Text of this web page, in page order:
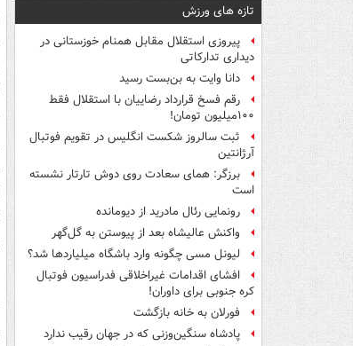
تازه های ورزش
پیروزی استقلال مقابل همنام خوزستانی در
دیداری تدارکاتی
دانا وایت به بن‌بست رسید
رقم فسخ قرارداد رضاییان با استقلال فقط
۱۰۰میلیون تومان!
ثبت سالروز شکست انگلیس در تقویم فوتبال
آرژانتین
برزگر: همای سعادت روی دوش تارتار نشسته
است
رونمایی رئال مادرید از دیومانده
واکنش عالیشاه بعد از پیوستن به گل‌گهر
لیونل مسی چگونه وارد باشگاه میلیاردها شد؟
افشای اقدامات غیراخلاقی فدراسیون فوتبال
کره جنوبی برای داوران!
فورلان به خانه بازگشت
پادشاه سنگین‌وزنی که در جهان رقیب ندارد